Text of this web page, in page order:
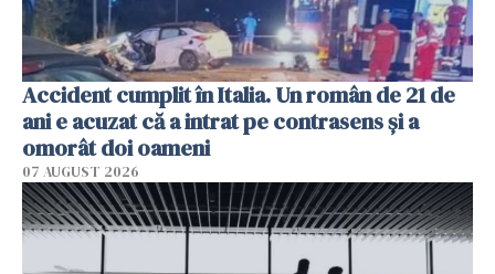
Accident cumplit în Italia. Un român de 21 de
ani e acuzat că a intrat pe contrasens și a
omorât doi oameni
07 AUGUST 2026